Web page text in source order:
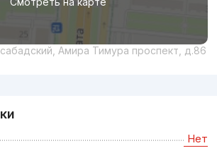
Амира Тимура проспект, д.86
Нет